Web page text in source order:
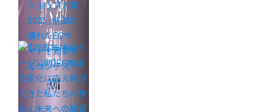
ショップ大賞
2025」全国の
優れたECサ
イトを表彰す
るコンテスト